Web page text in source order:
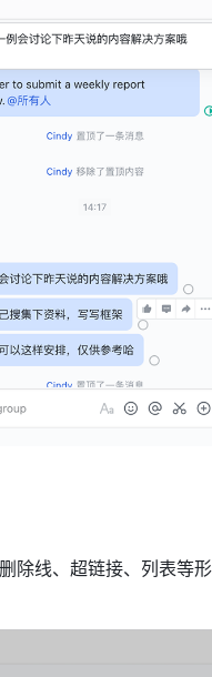
除线、超链接、列表等